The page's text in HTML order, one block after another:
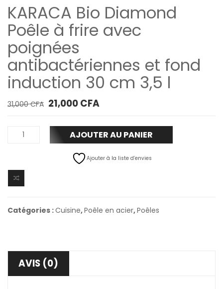
KARACA Bio Diamond
Poêle à frire avec
poignées
antibactériennes et fond
induction 30 cm 3,5 l
31,000CFA Le prix initial était : 31,000 CFA.
21,000CFA
AJOUTER AU PANIER
Ajouter à la liste d’envies
Catégories :Cuisine,Poêle en acier,Poêles
AVIS (0)